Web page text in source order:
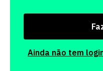
Ainda não tem